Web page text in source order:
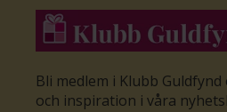
Bli medlem i Klubb
och inspiration i våra